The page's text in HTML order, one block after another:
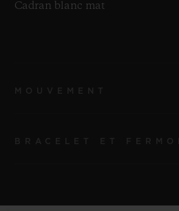
Cadran blanc mat
BRACELET